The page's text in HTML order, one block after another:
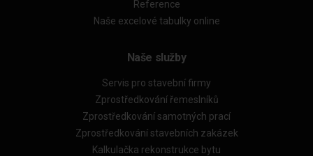
Reference
Naše excelové tabulky online
Naše služby
Servis pro stavební firmy
Zprostředkování řemeslníků
Zprostředkování samotných prací
Zprostředkování stavebních zakázek
Kalkulačka rekonstrukce bytu